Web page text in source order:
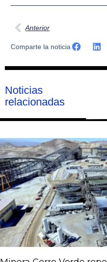
Ant
Anterior
Comparte la noticia
Noticias
relacionadas